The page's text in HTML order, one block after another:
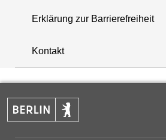
+
−
Erklärung zur Barrierefreiheit
Kontakt